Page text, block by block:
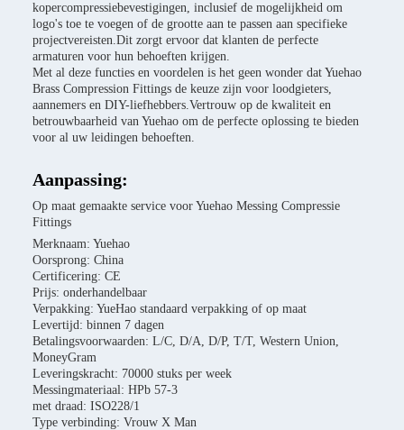
kopercompressiebevestigingen, inclusief de mogelijkheid om
logo's toe te voegen of de grootte aan te passen aan specifieke
projectvereisten.Dit zorgt ervoor dat klanten de perfecte
armaturen voor hun behoeften krijgen.
Met al deze functies en voordelen is het geen wonder dat Yuehao
Brass Compression Fittings de keuze zijn voor loodgieters,
aannemers en DIY-liefhebbers.Vertrouw op de kwaliteit en
betrouwbaarheid van Yuehao om de perfecte oplossing te bieden
voor al uw leidingen behoeften.
Aanpassing:
Op maat gemaakte service voor Yuehao Messing Compressie
Fittings
Merknaam: Yuehao
Oorsprong: China
Certificering: CE
Prijs: onderhandelbaar
Verpakking: YueHao standaard verpakking of op maat
Levertijd: binnen 7 dagen
Betalingsvoorwaarden: L/C, D/A, D/P, T/T, Western Union,
MoneyGram
Leveringskracht: 70000 stuks per week
Messingmateriaal: HPb 57-3
met draad: ISO228/1
Type verbinding: Vrouw X Man